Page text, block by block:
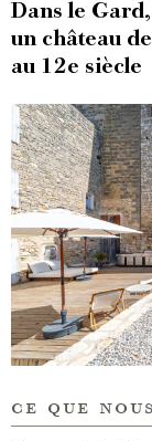
Dans le
un château
au 12e siècle
ce que